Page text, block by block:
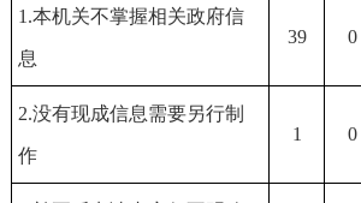
1.本机关不掌握相关政府信
息
39 0
2.没有现成信息需要另行制
作
1 0